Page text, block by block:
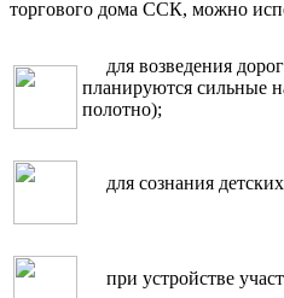
торгового дома ССК, можно
для возведения дорог
планируются сильные
полотно);
для сознания
при устройстве